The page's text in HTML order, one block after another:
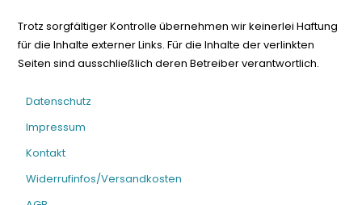
Trotz sorgfältiger Kontrolle übernehmen wir keinerlei Haftung
für die Inhalte externer Links. Für die Inhalte der verlinkten
Seiten sind ausschließlich deren Betreiber verantwortlich.
Datenschutz
Impressum
Kontakt
Widerrufinfos/Versandkosten